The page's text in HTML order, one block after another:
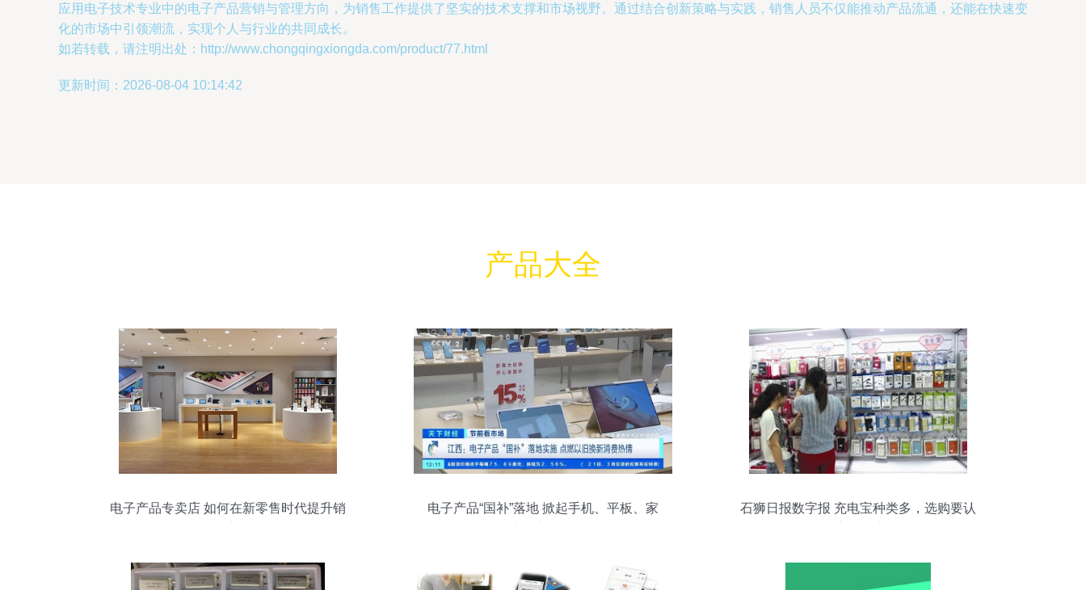
应用电子技术专业中的电子产品营销与管理方向，为销售工作提供了坚实的技术支撑和市场视野。通过结合创新策略与实践，销售人员不仅能推动产品流通，还能在快速变
化的市场中引领潮流，实现个人与行业的共同成长。
如若转载，请注明出处：http://www.chongqingxiongda.com/product/77.html
更新时间：2026-08-04 10:14:42
产品大全
电子产品专卖店 如何在新零售时代提升销
电子产品“国补”落地 掀起手机、平板、家
石狮日报数字报 充电宝种类多，选购要认